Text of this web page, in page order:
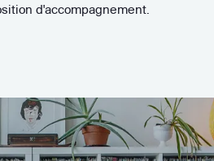
d'accompagnement.